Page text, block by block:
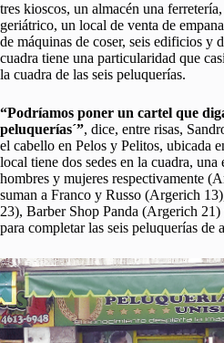
tres kioscos, un almacén una
geriátrico, un local de venta de
de máquinas de coser, seis edificios y
cuadra tiene una particularidad que
la cuadra de las seis peluquerías.
“Podríamos poner un cartel que
peluquerías´”, dice, entre risas,
el cabello en Pelos y Pelitos, ubicada
local tiene dos sedes en la cuadra, una
hombres y mujeres respectivamente
suman a Franco y Russo (Argerich
23), Barber Shop Panda (Argerich
para completar las seis peluquerías de